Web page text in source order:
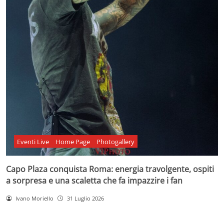
Eventi Live Home Page Photogallery
Capo Plaza conquista Roma: energia travolgente, ospiti
a sorpresa e una scaletta che fa impazzire i fan
Ivano Moriello 31 Luglio 2026